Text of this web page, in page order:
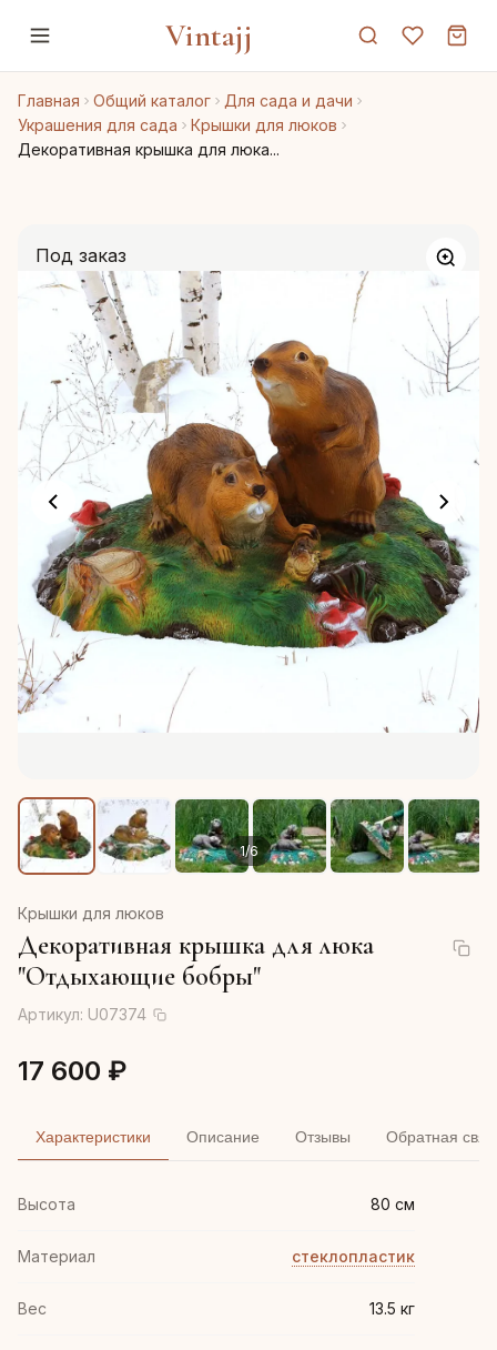
Vintajj
Главная Общий каталог
Для сада и дачи
Украшения для сада
Крышки для люков
Декоративная крышка для люка...
Под заказ
1/6
Крышки для люков
Декоративная крышка для люка
"Отдыхающие бобры"
Артикул: U07374
17 600 ₽
Характеристики Описание Отзывы Обратная
Высота 80 см
Материал стеклопластик
Вес 13.5 кг